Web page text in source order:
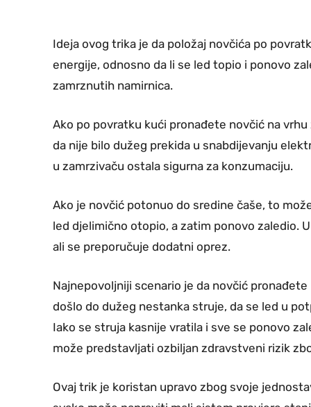
Ideja ovog trika je da položaj novčića po
energije, odnosno da li se led topio i ponovo
zamrznutih namirnica.
Ako po povratku kući pronađete novčić na
da nije bilo dužeg prekida u snabdijevanju
u zamrzivaču ostala sigurna za konzumaciju.
Ako je novčić potonuo do sredine čaše, to
led djelimično otopio, a zatim ponovo zaledio.
ali se preporučuje dodatni oprez.
Najnepovoljniji scenario je da novčić
došlo do dužeg nestanka struje, da se led u
Iako se struja kasnije vratila i sve se ponovo
može predstavljati ozbiljan zdravstveni rizik
Ovaj trik je koristan upravo zbog svoje